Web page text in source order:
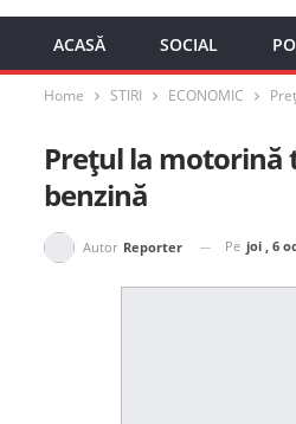
ACASĂ SOCIAL
Home STIRI ECONOMIC
Prețul la motorină
benzină
Autor Reporter Pe joi , 6